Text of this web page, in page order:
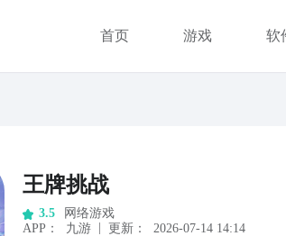
首页 游戏 软
王牌挑战
3.5
网络游戏
APP ： 九游 更新：
2026-07-14 14:14